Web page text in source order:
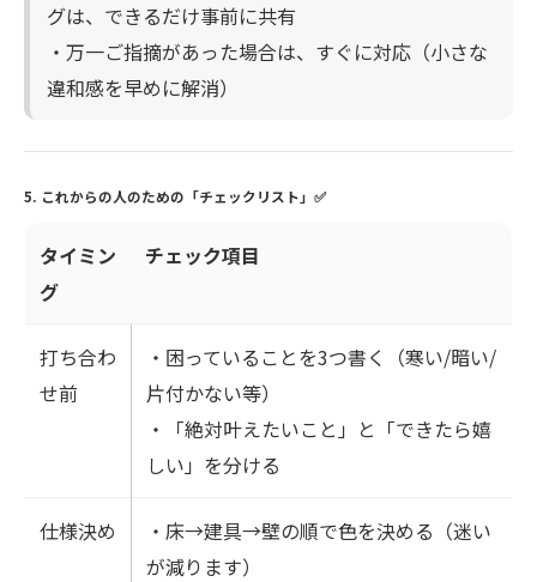
グは、できるだけ事前に共有
・万一ご指摘があった場合は、すぐに対応（小さな
違和感を早めに解消）
5. これからの人のための「チェックリスト」✅
タイミン
グ
チェック項目
打ち合わ
せ前
・困っていることを3つ書く（寒い/暗い/
片付かない等）
・「絶対叶えたいこと」と「できたら嬉
しい」を分ける
仕様決め
・床→建具→壁の順で色を決める（迷い
が減ります）